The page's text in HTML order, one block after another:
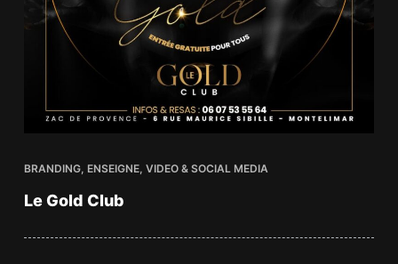
BRANDING, ENSEIGNE, VIDEO & SOCIAL MEDIA
Le Gold Club